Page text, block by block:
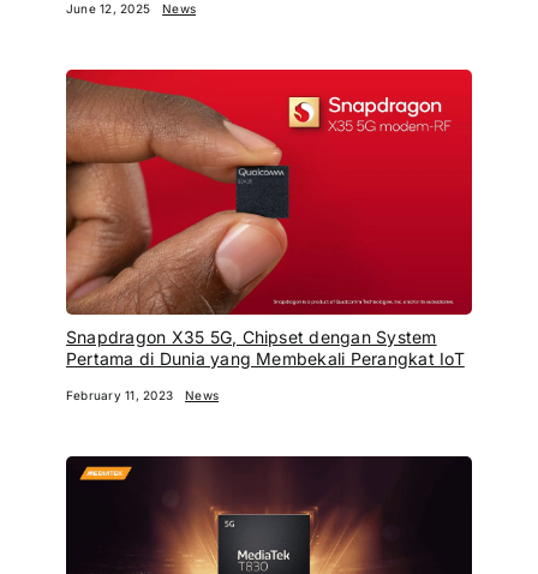
June 12, 2025 News
Snapdragon X35 5G, Chipset dengan System
Pertama di Dunia yang Membekali Perangkat IoT
February 11, 2023 News